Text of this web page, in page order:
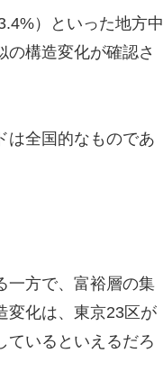
）といった地方中
構造変化が確認さ
は全国的なものであ
一方で、富裕層の集
変化は、東京23区が
ているといえるだろ